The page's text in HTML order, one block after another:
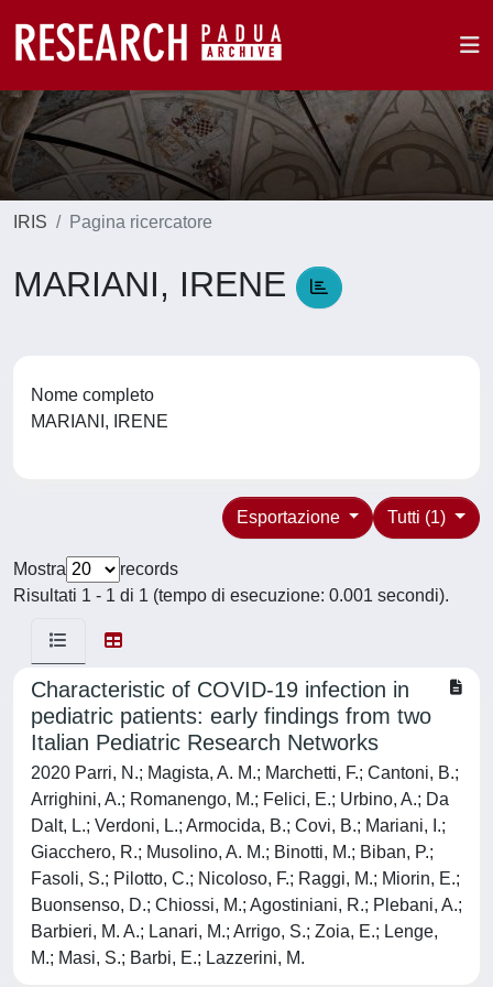
IRIS Pagina ricercatore
MARIANI, IRENE
Nome completo
MARIANI, IRENE
Tutti (1)
Esportazione
Mostra
records
Risultati 1 - 1 di 1 (tempo di esecuzione: 0.001 secondi).
Characteristic of COVID-19 infection in
pediatric patients: early findings from two
Italian Pediatric Research Networks
2020 Parri, N.; Magista, A. M.; Marchetti, F.; Cantoni, B.;
Arrighini, A.; Romanengo, M.; Felici, E.; Urbino, A.; Da
Dalt, L.; Verdoni, L.; Armocida, B.; Covi, B.; Mariani, I.;
Giacchero, R.; Musolino, A. M.; Binotti, M.; Biban, P.;
Fasoli, S.; Pilotto, C.; Nicoloso, F.; Raggi, M.; Miorin, E.;
Buonsenso, D.; Chiossi, M.; Agostiniani, R.; Plebani, A.;
Barbieri, M. A.; Lanari, M.; Arrigo, S.; Zoia, E.; Lenge,
M.; Masi, S.; Barbi, E.; Lazzerini, M.